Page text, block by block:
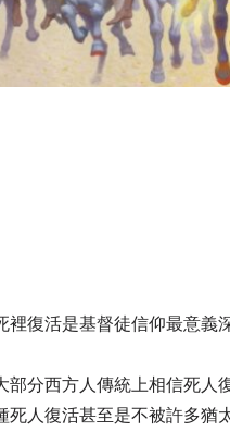
裡復活是基督徒信仰最意義
部分西方人傳統上相信死人
死人復活甚至是不被許多猶